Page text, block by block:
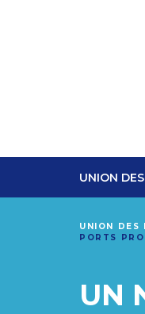
UNION
UNION DES
PORTS
UN